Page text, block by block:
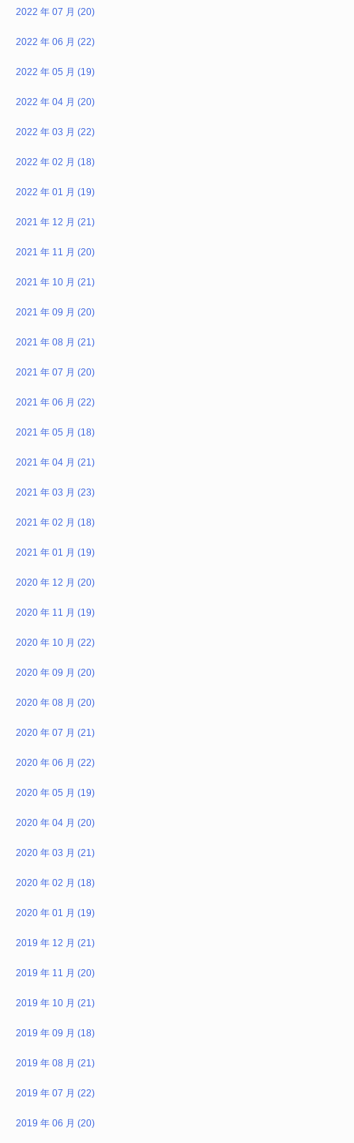
2022 年 07 月 (20)
2022 年 06 月 (22)
2022 年 05 月 (19)
2022 年 04 月 (20)
2022 年 03 月 (22)
2022 年 02 月 (18)
2022 年 01 月 (19)
2021 年 12 月 (21)
2021 年 11 月 (20)
2021 年 10 月 (21)
2021 年 09 月 (20)
2021 年 08 月 (21)
2021 年 07 月 (20)
2021 年 06 月 (22)
2021 年 05 月 (18)
2021 年 04 月 (21)
2021 年 03 月 (23)
2021 年 02 月 (18)
2021 年 01 月 (19)
2020 年 12 月 (20)
2020 年 11 月 (19)
2020 年 10 月 (22)
2020 年 09 月 (20)
2020 年 08 月 (20)
2020 年 07 月 (21)
2020 年 06 月 (22)
2020 年 05 月 (19)
2020 年 04 月 (20)
2020 年 03 月 (21)
2020 年 02 月 (18)
2020 年 01 月 (19)
2019 年 12 月 (21)
2019 年 11 月 (20)
2019 年 10 月 (21)
2019 年 09 月 (18)
2019 年 08 月 (21)
2019 年 07 月 (22)
2019 年 06 月 (20)